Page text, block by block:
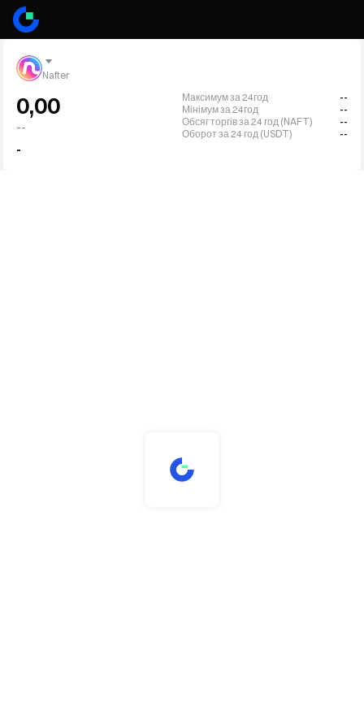
Nafter
0,00
--
-
Максимум за 24год
--
Мінімум за 24год
--
Обсяг торгів за 24 год (NAFT)
--
Оборот за 24 год (USDT)
--